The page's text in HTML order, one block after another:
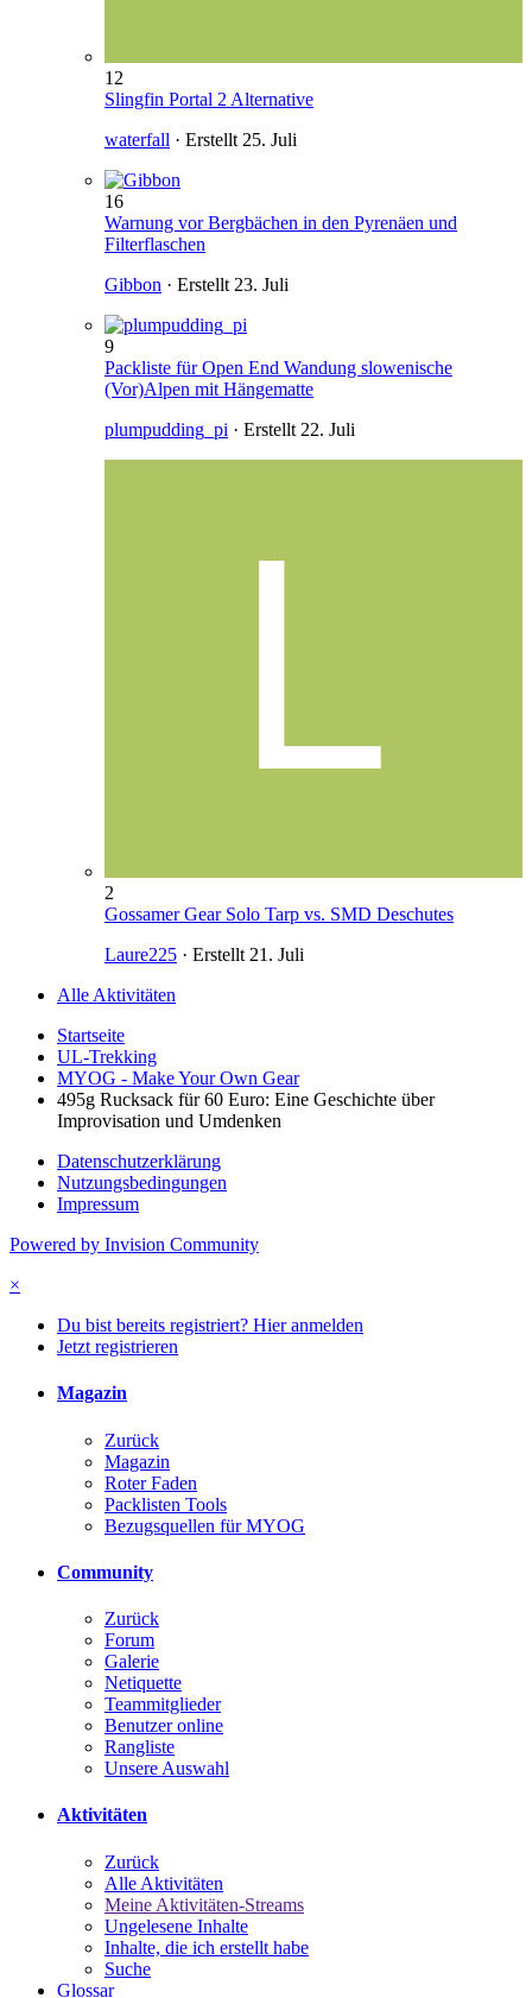
12
Slingfin Portal 2 Alternative
waterfall · Erstellt 25. Juli
16
Warnung vor Bergbächen in den Pyrenäen und
Filterflaschen
Gibbon · Erstellt 23. Juli
9
Packliste für Open End Wandung slowenische
(Vor)Alpen mit Hängematte
plumpudding_pi · Erstellt 22. Juli
2
Gossamer Gear Solo Tarp vs. SMD Deschutes
Laure225 · Erstellt 21. Juli
Alle Aktivitäten
Startseite
UL-Trekking
MYOG - Make Your Own Gear
495g Rucksack für 60 Euro: Eine Geschichte über
Improvisation und Umdenken
Datenschutzerklärung
Nutzungsbedingungen
Impressum
Powered by Invision Community
×
Du bist bereits registriert? Hier anmelden
Jetzt registrieren
Magazin
Zurück
Magazin
Roter Faden
Packlisten Tools
Bezugsquellen für MYOG
Community
Zurück
Forum
Galerie
Netiquette
Teammitglieder
Benutzer online
Rangliste
Unsere Auswahl
Aktivitäten
Zurück
Alle Aktivitäten
Meine Aktivitäten-Streams
Ungelesene Inhalte
Inhalte, die ich erstellt habe
Suche
Glossar